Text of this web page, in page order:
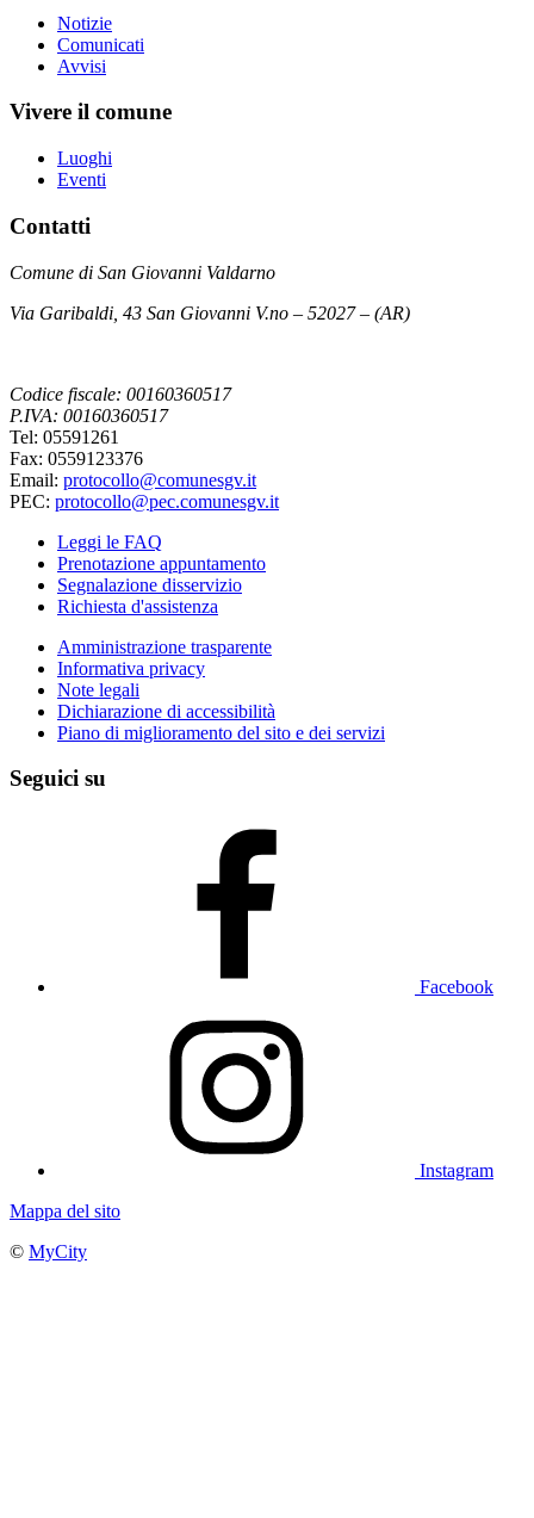
Notizie
Comunicati
Avvisi
Vivere il comune
Luoghi
Eventi
Contatti
Comune di San Giovanni Valdarno
Via Garibaldi, 43 San Giovanni V.no – 52027 – (AR)
Codice fiscale: 00160360517
P.IVA: 00160360517
Tel: 05591261
Fax: 0559123376
Email: protocollo@comunesgv.it
PEC: protocollo@pec.comunesgv.it
Leggi le FAQ
Prenotazione appuntamento
Segnalazione disservizio
Richiesta d'assistenza
Amministrazione trasparente
Informativa privacy
Note legali
Dichiarazione di accessibilità
Piano di miglioramento del sito e dei servizi
Seguici su
Facebook
Instagram
Mappa del sito
© MyCity